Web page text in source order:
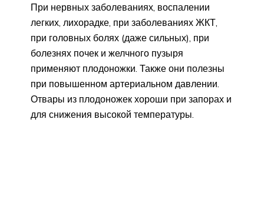
При нервных заболеваниях, воспалении
легких, лихорадке, при заболеваниях ЖКТ,
при головных болях (даже сильных), при
болезнях почек и желчного пузыря
применяют плодоножки. Также они полезны
при повышенном артериальном давлении.
Отвары из плодоножек хороши при запорах и
для снижения высокой температуры.